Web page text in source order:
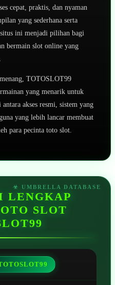
cepat, praktis, dan nyaman
yang sederhana serta
ini menjadi pilihan bagi
bermain slot online yang
TOTOSLOT99
yang menarik untuk
akses resmi, sistem yang
yang lebih lancar membuat
para pecinta toto slot.
LENGKAP
SLOT